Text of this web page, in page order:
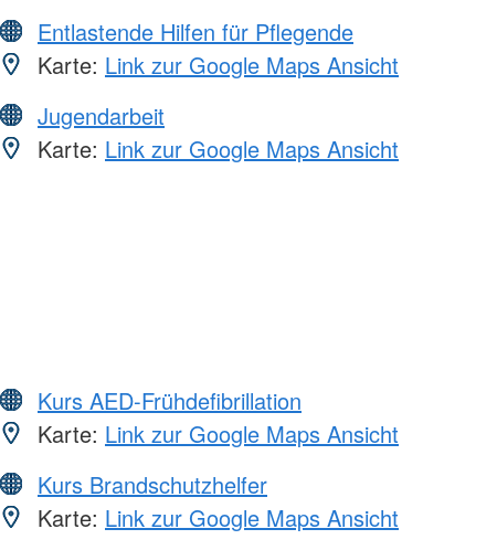
Entlastende Hilfen für Pflegende
Karte: Link zur Google Maps Ansicht
Jugendarbeit
Karte: Link zur Google Maps Ansicht
Kurs AED-Frühdefibrillation
Karte: Link zur Google Maps Ansicht
Kurs Brandschutzhelfer
Karte: Link zur Google Maps Ansicht